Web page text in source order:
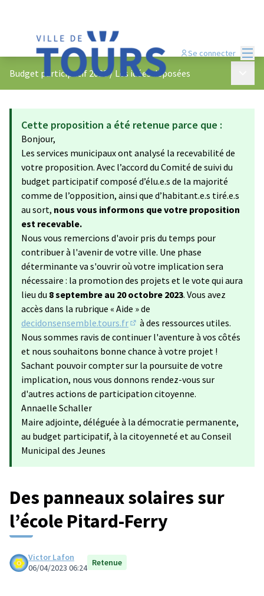
Se connecter
Budget participatif 2023/ Les idées déposées
Cette proposition a été retenue parce que :
Bonjour,
Les services municipaux ont analysé la recevabilité de
votre proposition. Avec l’accord du Comité de suivi du
budget participatif composé d’élu.e.s de la majorité
comme de l’opposition, ainsi que d’habitant.e.s tiré.e.s
au sort, nous vous informons que votre proposition
est recevable.
Nous vous remercions d'avoir pris du temps pour
contribuer à l'avenir de votre ville. Une phase
déterminante va s'ouvrir où votre implication sera
nécessaire : la promotion des projets et le vote qui aura
lieu du 8 septembre au 20 octobre 2023. Vous avez
accès dans la rubrique « Aide » de
decidonsensemble.tours.fr
(S'ouvre dans un nouvel onglet)
à des ressources utiles.
Nous sommes ravis de continuer l'aventure à vos côtés
et nous souhaitons bonne chance à votre projet !
Sachant pouvoir compter sur la poursuite de votre
implication, nous vous donnons rendez-vous sur
d'autres actions de participation citoyenne.
Annaelle Schaller
Maire adjointe, déléguée à la démocratie permanente,
au budget participatif, à la citoyenneté et au Conseil
Municipal des Jeunes
Des panneaux solaires sur
l’école Pitard-Ferry
Victor Lafon
06/04/2023 06:24 Retenue